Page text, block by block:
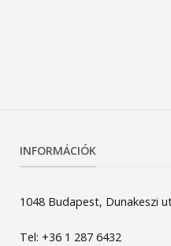
INFORMÁCIÓK
1048 Budapest, Dunakeszi
Tel: +36 1 287 6432